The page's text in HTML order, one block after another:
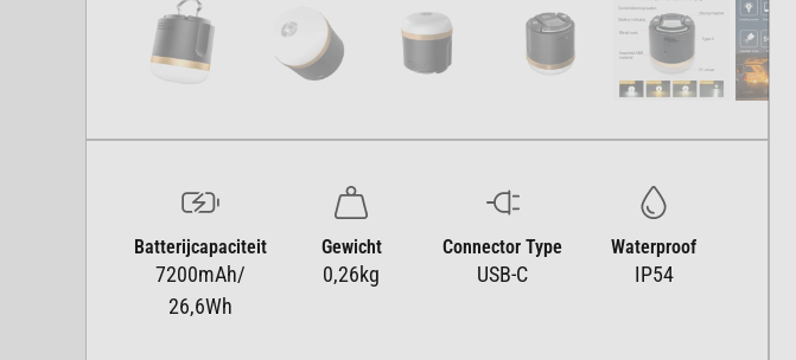
Batterijcapaciteit
7200mAh/
26,6Wh
Gewicht
0,26kg
Connector Type
USB-C
Waterproof
IP54